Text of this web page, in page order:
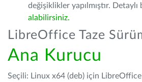
değişiklikler yapılmıştır. Detaylı
alabilirsiniz.
LibreOffice Taze
Ana Kurucu
Seçili: Linux x64 (deb) için